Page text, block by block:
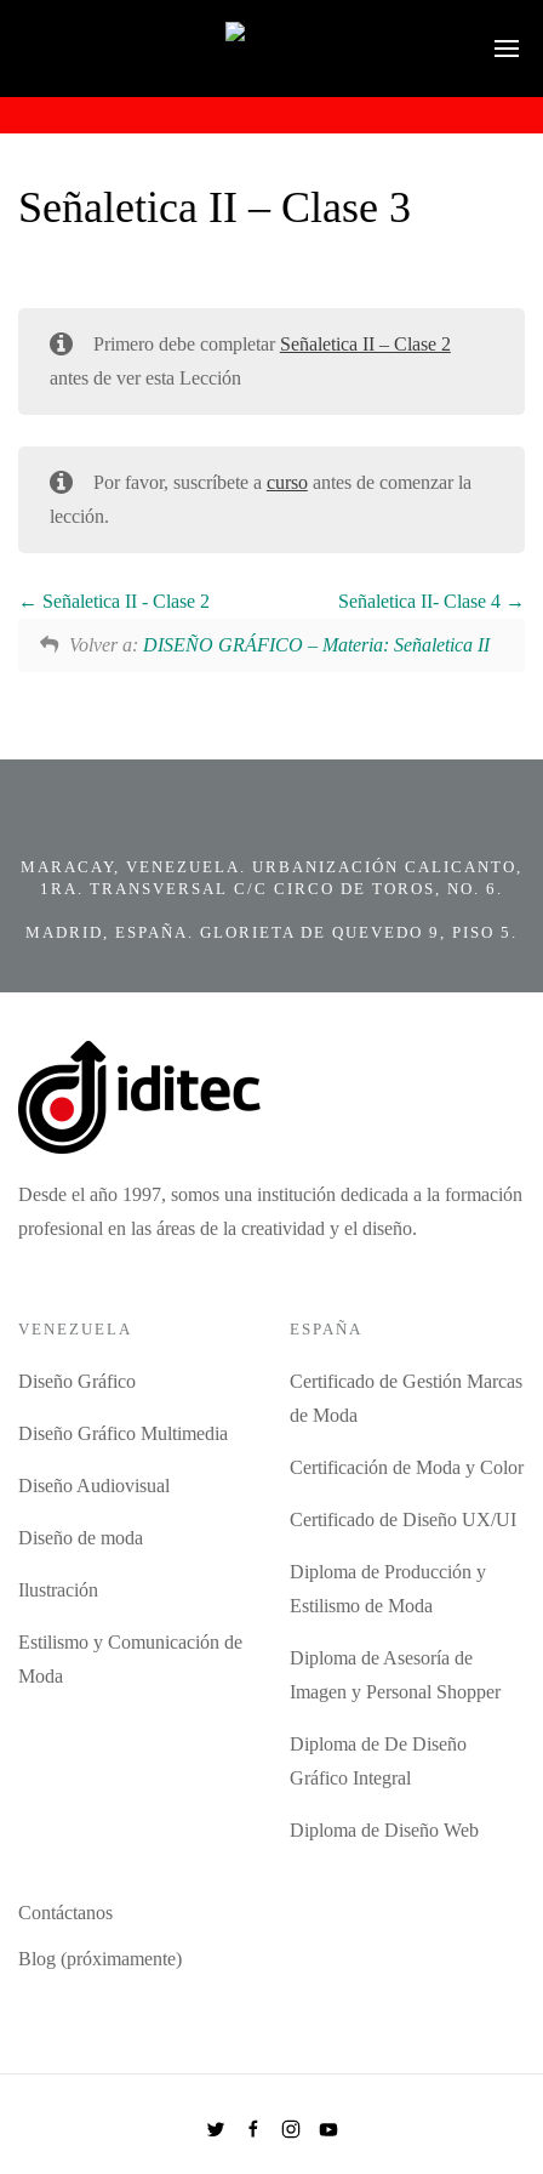
Señaletica II – Clase 3
Primero debe completar Señaletica II – Clase 2
antes de ver esta Lección
Por favor, suscríbete a cursoantes de comenzar la
lección.
Señaletica II - Clase 2 Señaletica II- Clase 4
Volver a: DISEÑO GRÁFICO – Materia: Señaletica II
MARACAY, VENEZUELA. URBANIZACIÓN CALICANTO,
1RA. TRANSVERSAL C/C CIRCO DE TOROS, NO. 6.
MADRID, ESPAÑA. GLORIETA DE QUEVEDO 9, PISO 5.
Desde el año 1997, somos una institución dedicada a la formación
profesional en las áreas de la creatividad y el diseño.
VENEZUELA
Diseño Gráfico
Diseño Gráfico Multimedia
Diseño Audiovisual
Diseño de moda
Ilustración
Estilismo y Comunicación de
Moda
ESPAÑA
Certificado de Gestión Marcas
de Moda
Certificación de Moda y Color
Certificado de Diseño UX/UI
Diploma de Producción y
Estilismo de Moda
Diploma de Asesoría de
Imagen y Personal Shopper
Diploma de De Diseño
Gráfico Integral
Diploma de Diseño Web
Contáctanos
Blog (próximamente)